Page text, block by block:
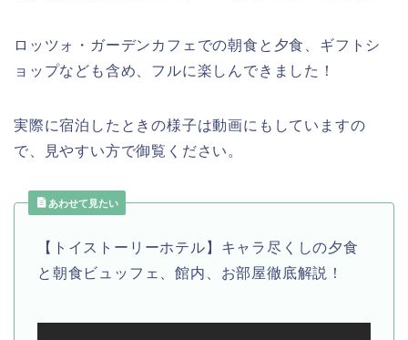
ロッツォ・ガーデンカフェでの朝食と夕食、ギフトシ
ョップなども含め、フルに楽しんできました！
実際に宿泊したときの様子は動画にもしていますの
で、見やすい方で御覧ください。
あわせて見たい
【トイストーリーホテル】キャラ尽くしの夕食
と朝食ビュッフェ、館内、お部屋徹底解説！